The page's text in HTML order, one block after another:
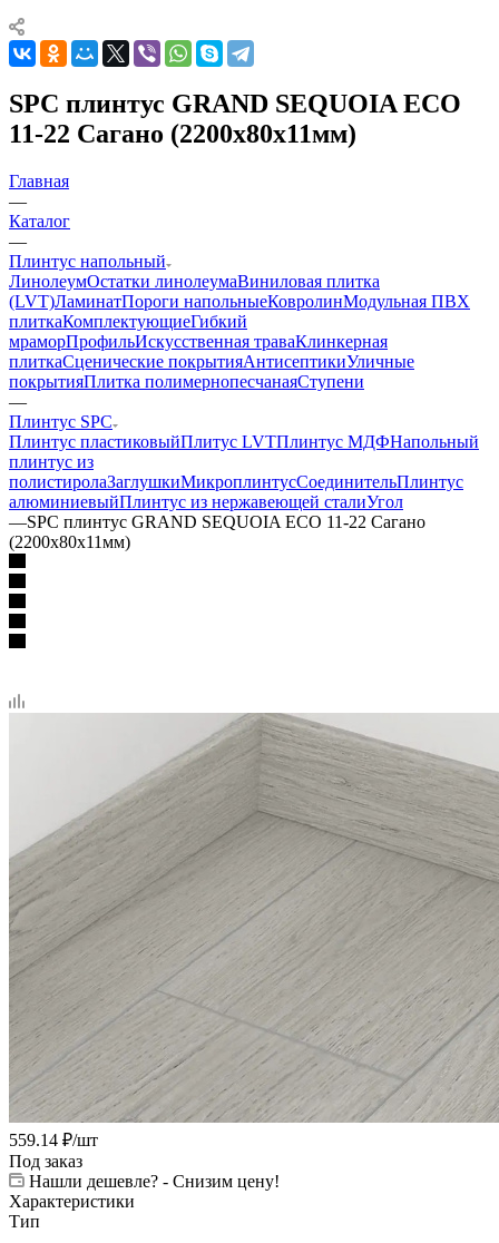
SPC плинтус GRAND SEQUOIA ECO
11-22 Сагано (2200х80х11мм)
Главная
—
Каталог
—
Плинтус напольный
ЛинолеумОстатки линолеумаВиниловая плитка
(LVT)ЛаминатПороги напольныеКовролинМодульная ПВХ
плиткаКомплектующиеГибкий
мраморПрофильИскусственная траваКлинкерная
плиткаСценические покрытияАнтисептикиУличные
покрытияПлитка полимернопесчанаяСтупени
—
Плинтус SPC
Плинтус пластиковыйПлитус LVTПлинтус МДФНапольный
плинтус из
полистиролаЗаглушкиМикроплинтусСоединительПлинтус
алюминиевыйПлинтус из нержавеющей сталиУгол
—SPC плинтус GRAND SEQUOIA ECO 11-22 Сагано
(2200х80х11мм)
559.14 ₽/шт
Под заказ
Нашли дешевле? - Снизим цену!
Характеристики
Тип